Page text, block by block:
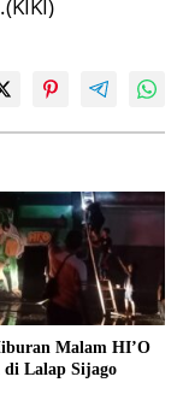
Malam HI’O
di Lalap Sijago